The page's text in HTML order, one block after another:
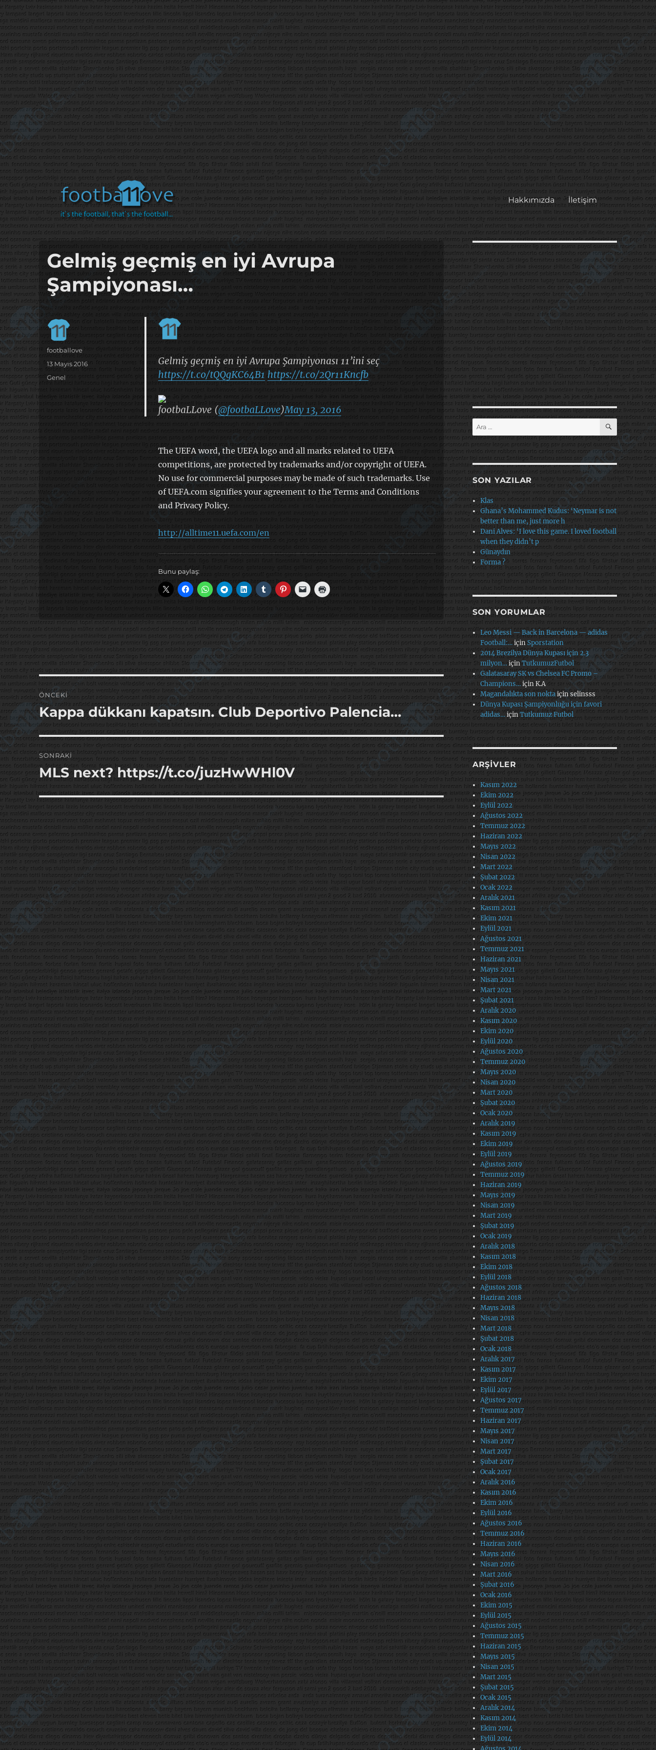
footbaLLove
it's the football, that's the football…
Hakkımızda İletişim
Gelmiş geçmiş en iyi Avrupa
Şampiyonası…
Gelmiş geçmiş en iyi Avrupa Şampiyonası 11’ini seç
https://t.co/tQQgKC64B1 https://t.co/2Qr11Kncfb
footbaLLove (@footbaLLove)May 13, 2016
The UEFA word, the UEFA logo and all marks related to UEFA
competitions, are protected by trademarks and/or copyright of UEFA.
No use for commercial purposes may be made of such trademarks. Use
of UEFA.com signifies your agreement to the Terms and Conditions
and Privacy Policy.
http://alltime11.uefa.com/en
Bunu paylaş:
Yazar
footballove
Yayın
tarihi
13 Mayıs 2016
Kategoriler
Genel
Yazı
gezinmesi
ÖNCEKI
Önceki
yazı:
Kappa dükkanı kapatsın. Club Deportivo Palencia…
SONRAKI
Sonraki
yazı:
MLS next? https://t.co/juzHwWHl0V
Ara: ARA
SON YAZILAR
Klas
Ghana’s Mohammed Kudus: ‘Neymar is not
better than me, just more h
Dani Alves: ‘I love this game. I loved football
when they didn’t p
Günaydın
Forma ?
SON YORUMLAR
Leo Messi — Back in Barcelona — adidas
Football:…içinSporstation
2014 Brezilya Dünya Kupası için 2.3
milyon…içinTutkumuzFutbol
Galatasaray SK vs Chelsea FC Promo –
Champions…içinK.A
Magandalıkta son noktaiçinselinsss
Dünya Kupası Şampiyonluğu için favori
adidas…içinTutkumuz Futbol
ARŞIVLER
Kasım 2022
Ekim 2022
Eylül 2022
Ağustos 2022
Temmuz 2022
Haziran 2022
Mayıs 2022
Nisan 2022
Mart 2022
Şubat 2022
Ocak 2022
Aralık 2021
Kasım 2021
Ekim 2021
Eylül 2021
Ağustos 2021
Temmuz 2021
Haziran 2021
Mayıs 2021
Nisan 2021
Mart 2021
Şubat 2021
Aralık 2020
Kasım 2020
Ekim 2020
Eylül 2020
Ağustos 2020
Temmuz 2020
Mayıs 2020
Nisan 2020
Mart 2020
Şubat 2020
Ocak 2020
Aralık 2019
Kasım 2019
Ekim 2019
Eylül 2019
Ağustos 2019
Temmuz 2019
Haziran 2019
Mayıs 2019
Nisan 2019
Mart 2019
Şubat 2019
Ocak 2019
Aralık 2018
Kasım 2018
Ekim 2018
Eylül 2018
Ağustos 2018
Haziran 2018
Mayıs 2018
Nisan 2018
Mart 2018
Şubat 2018
Ocak 2018
Aralık 2017
Kasım 2017
Ekim 2017
Eylül 2017
Ağustos 2017
Temmuz 2017
Haziran 2017
Mayıs 2017
Nisan 2017
Mart 2017
Şubat 2017
Ocak 2017
Aralık 2016
Kasım 2016
Ekim 2016
Eylül 2016
Ağustos 2016
Temmuz 2016
Haziran 2016
Mayıs 2016
Nisan 2016
Mart 2016
Şubat 2016
Ocak 2016
Ekim 2015
Eylül 2015
Ağustos 2015
Temmuz 2015
Haziran 2015
Mayıs 2015
Nisan 2015
Mart 2015
Şubat 2015
Ocak 2015
Aralık 2014
Kasım 2014
Ekim 2014
Eylül 2014